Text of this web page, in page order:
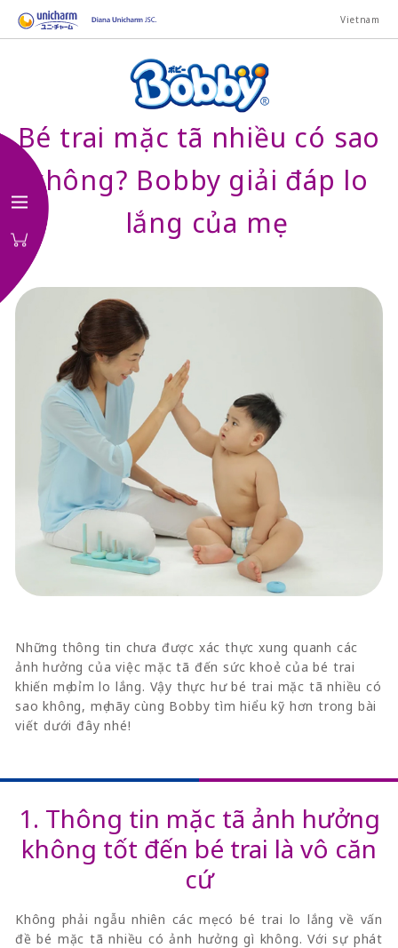
Vietnam
Bé trai mặc tã nhiều có sao
không? Bobby giải đáp lo
lắng của mẹ
Những thông tin chưa được xác thực xung quanh các
ảnh hưởng của việc mặc tã đến sức khoẻ của bé trai
khiến mẹ bỉm lo lắng. Vậy thực hư bé trai mặc tã nhiều có
sao không, mẹ hãy cùng Bobby tìm hiểu kỹ hơn trong bài
viết dưới đây nhé!
1. Thông tin mặc tã ảnh hưởng
không tốt đến bé trai là vô căn
cứ
Không phải ngẫu nhiên các mẹ có bé trai lo lắng về vấn
đề bé mặc tã nhiều có ảnh hưởng gì không. Với sự phát